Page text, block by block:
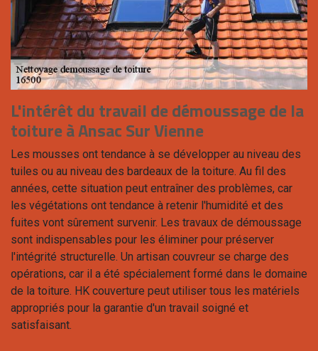
L'intérêt du travail de démoussage de la
toiture à Ansac Sur Vienne
Les mousses ont tendance à se développer au niveau des
tuiles ou au niveau des bardeaux de la toiture. Au fil des
années, cette situation peut entraîner des problèmes, car
les végétations ont tendance à retenir l'humidité et des
fuites vont sûrement survenir. Les travaux de démoussage
sont indispensables pour les éliminer pour préserver
l'intégrité structurelle. Un artisan couvreur se charge des
opérations, car il a été spécialement formé dans le domaine
de la toiture. HK couverture peut utiliser tous les matériels
appropriés pour la garantie d'un travail soigné et
satisfaisant.